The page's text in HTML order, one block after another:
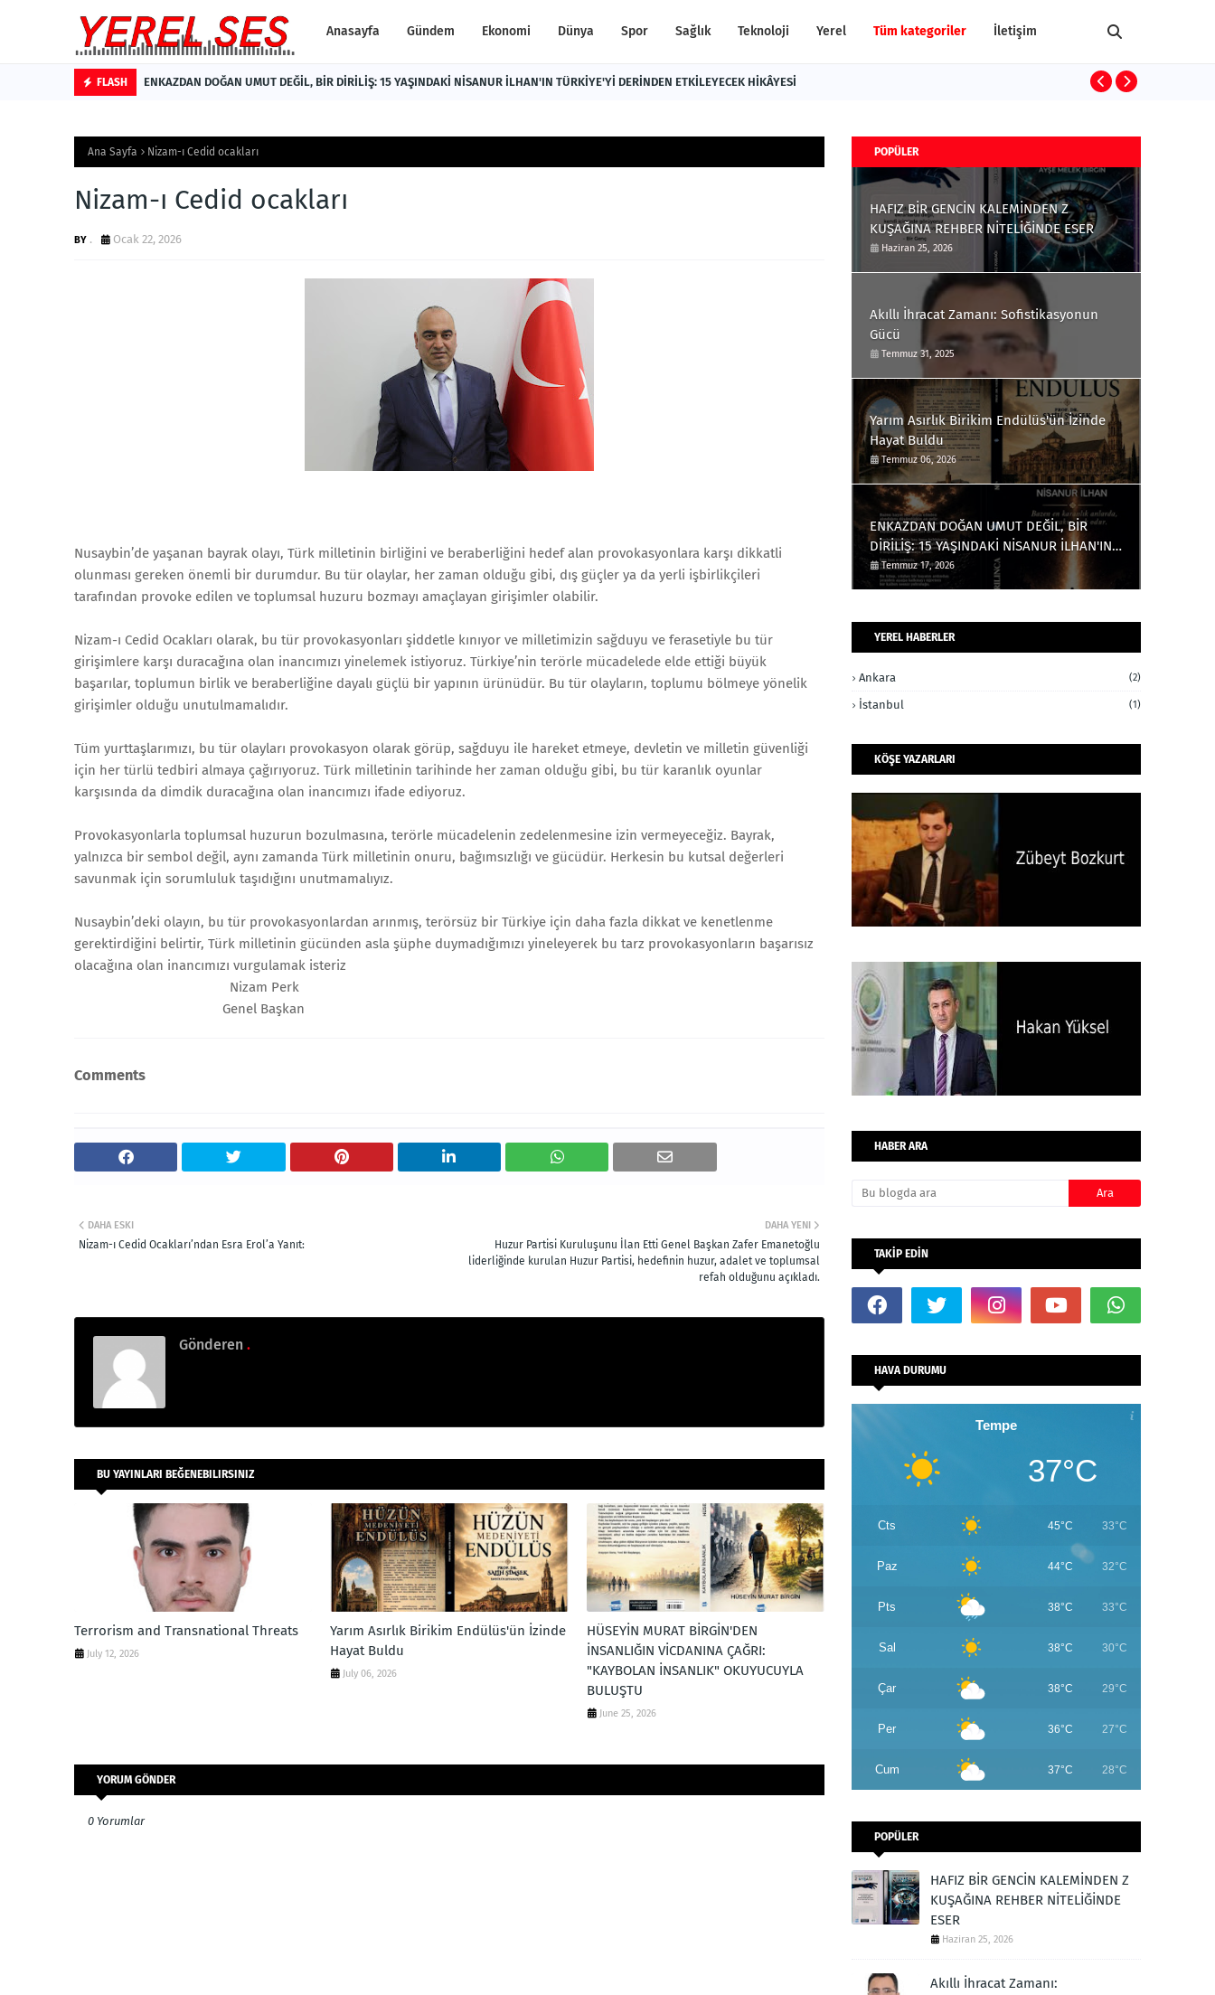
Anasayfa Gündem Ekonomi Dünya Spor Sağlık Teknoloji Yerel Tüm kategoriler İletişim
FLASH ENKAZDAN DOĞAN UMUT DEĞİL, BİR DİRİLİŞ: 15 YAŞINDAKİ NİSANUR İLHAN'IN TÜRKİYE'Yİ DERİNDEN ETKİLEYECEK HİKÂYESİ
Ana Sayfa Nizam-ı Cedid ocakları
Nizam-ı Cedid ocakları
. Ocak 22, 2026
Nusaybin’de yaşanan bayrak olayı, Türk milletinin birliğini ve beraberliğini hedef alan provokasyonlara karşı dikkatli
olunması gereken önemli bir durumdur. Bu tür olaylar, her zaman olduğu gibi, dış güçler ya da yerli işbirlikçileri
tarafından provoke edilen ve toplumsal huzuru bozmayı amaçlayan girişimler olabilir.
Nizam-ı Cedid Ocakları olarak, bu tür provokasyonları şiddetle kınıyor ve milletimizin sağduyu ve ferasetiyle bu tür
girişimlere karşı duracağına olan inancımızı yinelemek istiyoruz. Türkiye’nin terörle mücadelede elde ettiği büyük
başarılar, toplumun birlik ve beraberliğine dayalı güçlü bir yapının ürünüdür. Bu tür olayların, toplumu bölmeye yönelik
girişimler olduğu unutulmamalıdır.
Tüm yurttaşlarımızı, bu tür olayları provokasyon olarak görüp, sağduyu ile hareket etmeye, devletin ve milletin güvenliği
için her türlü tedbiri almaya çağırıyoruz. Türk milletinin tarihinde her zaman olduğu gibi, bu tür karanlık oyunlar
karşısında da dimdik duracağına olan inancımızı ifade ediyoruz.
Provokasyonlarla toplumsal huzurun bozulmasına, terörle mücadelenin zedelenmesine izin vermeyeceğiz. Bayrak,
yalnızca bir sembol değil, aynı zamanda Türk milletinin onuru, bağımsızlığı ve gücüdür. Herkesin bu kutsal değerleri
savunmak için sorumluluk taşıdığını unutmamalıyız.
Nusaybin’deki olayın, bu tür provokasyonlardan arınmış, terörsüz bir Türkiye için daha fazla dikkat ve kenetlenme
gerektirdiğini belirtir, Türk milletinin gücünden asla şüphe duymadığımızı yineleyerek bu tarz provokasyonların başarısız
olacağına olan inancımızı vurgulamak isteriz
Nizam Perk
Genel Başkan
Comments
DAHA YENI
Huzur Partisi Kuruluşunu İlan Etti Genel Başkan Zafer Emanetoğlu
liderliğinde kurulan Huzur Partisi, hedefinin huzur, adalet ve toplumsal
refah olduğunu açıkladı.
DAHA ESKI
Nizam-ı Cedid Ocakları’ndan Esra Erol’a Yanıt:
Gönderen .
BU YAYINLARI BEĞENEBILIRSINIZ
Terrorism and Transnational Threats
July 12, 2026
Yarım Asırlık Birikim Endülüs'ün İzinde
Hayat Buldu
July 06, 2026
HÜSEYİN MURAT BİRGİN'DEN
İNSANLIĞIN VİCDANINA ÇAĞRI:
"KAYBOLAN İNSANLIK" OKUYUCUYLA
BULUŞTU
June 25, 2026
YORUM GÖNDER
0 Yorumlar
POPÜLER
HAFIZ BİR GENCİN KALEMİNDEN Z
KUŞAĞINA REHBER NİTELİĞİNDE ESER
Haziran 25, 2026
Akıllı İhracat Zamanı: Sofistikasyonun
Gücü
Temmuz 31, 2025
Yarım Asırlık Birikim Endülüs'ün İzinde
Hayat Buldu
Temmuz 06, 2026
ENKAZDAN DOĞAN UMUT DEĞİL, BİR
DİRİLİŞ: 15 YAŞINDAKİ NİSANUR İLHAN'IN
TÜRKİYE'Yİ DERİNDEN ETKİLEYECEK
HİKÂYESİ
Temmuz 17, 2026
YEREL HABERLER
Ankara (2)
İstanbul (1)
KÖŞE YAZARLARI
HABER ARA
TAKİP EDİN
HAVA DURUMU
Tempe
37°C
Cts 45°C 33°C
Paz 44°C 32°C
Pts 38°C 33°C
Sal 38°C 30°C
Çar 38°C 29°C
Per 36°C 27°C
Cum 37°C 28°C
POPÜLER
HAFIZ BİR GENCİN KALEMİNDEN Z
KUŞAĞINA REHBER NİTELİĞİNDE
ESER
Haziran 25, 2026
Akıllı İhracat Zamanı: